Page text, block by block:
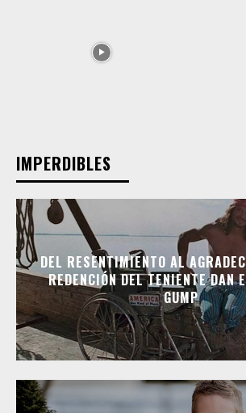
IMPERDIBLES
DEL RESENTIMIENTO AL
REDENCIÓN DEL TENIENTE DAN
GUMP